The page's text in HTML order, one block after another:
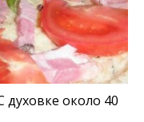
духовке около 40